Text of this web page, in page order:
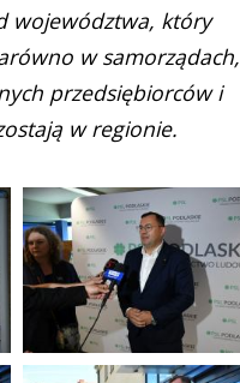
województwa, który
w samorządach,
przedsiębiorców i
w regionie.